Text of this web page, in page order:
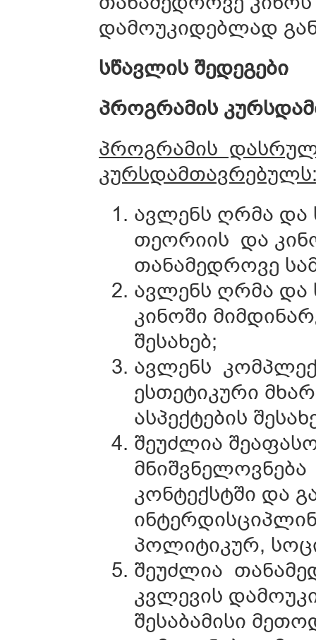
დამოუკიდებლად
სწავლის შედეგები
პროგრამის
პროგრამის
ავლენს ღრმა და
თეორიის და
თანამედროვე
ავლენს ღრმა და
კინოში
შესახებ;
ავლენს
ესთეტიკური
ასპექტების
შეუძლია
კონტექსტში და
პოლიტიკურ,
შეუძლია
კვლევის
შესაბამისი